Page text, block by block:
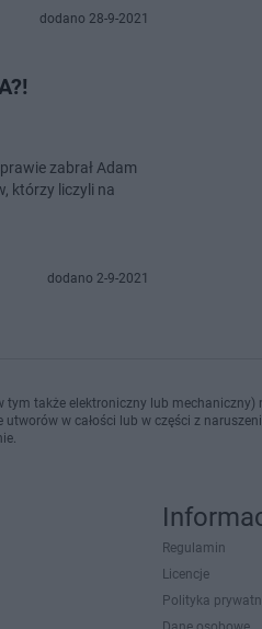
dodano 28-9-2021
zabrał Adam
którzy liczyli na
dodano 2-9-2021
także elektroniczny lub
w całości lub w części z
Regulamin
Licencje
Polityka